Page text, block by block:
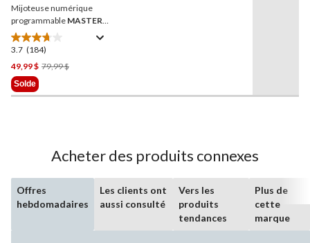
Mijoteuse numérique
programmable MASTER
Chef, acier inoxydable, 6
pintes
3.7 (184)
3.7
étoile(s)
sur
5.
49,99 $ 79,99 $Prix
79,99 $
Solde
Acheter des produits connexes
Offres
hebdomadaires
Les clients ont
aussi consulté
Vers les
produits
tendances
Plus de
cette
marque